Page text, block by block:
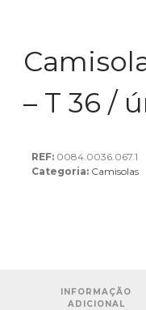
– T 36 /
REF: 0084.0036.067.1
Categoria: Camisolas
INFORMAÇÃO
ADICIONAL